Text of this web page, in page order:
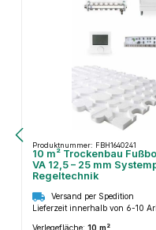
Produktnummer: FBH1640241
10 m² Trockenbau
VA 12,5 – 25 mm
Regeltechnik
Versand per Spedition
Lieferzeit innerhalb von 6-10
Verlegefläche: 10 m²